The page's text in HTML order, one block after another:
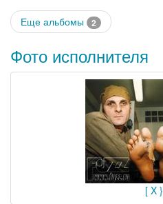
Еще альбомы 2
Фото исполнителя
[ X }